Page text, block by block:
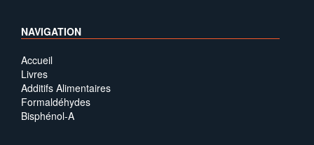
NAVIGATION
Accueil
Livres
Additifs Alimentaires
Formaldéhydes
Bisphénol-A